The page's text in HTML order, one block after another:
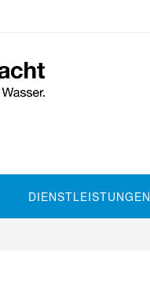
DIENSTLEISTUNGEN